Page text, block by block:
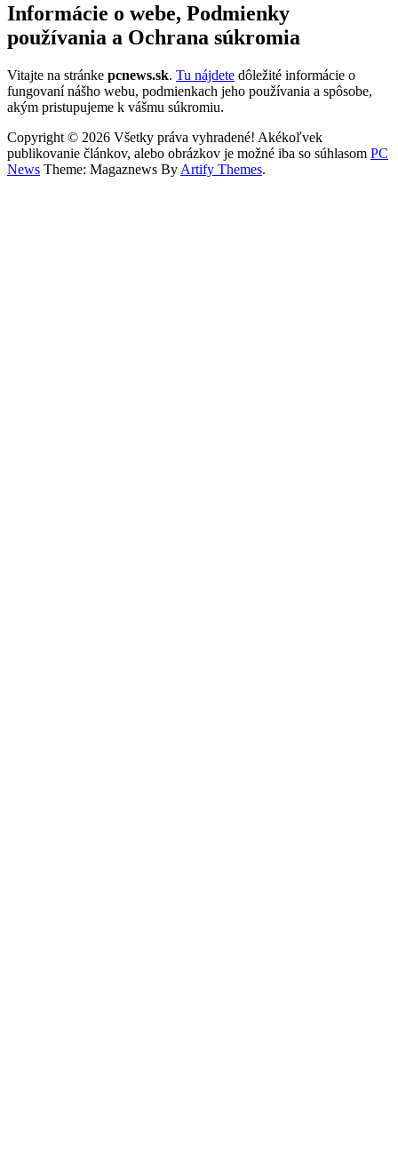
Informácie o webe, Podmienky
používania a Ochrana súkromia
Vitajte na stránke pcnews.sk. Tu nájdete dôležité informácie o
fungovaní nášho webu, podmienkach jeho používania a spôsobe,
akým pristupujeme k vášmu súkromiu.
Copyright © 2026 Všetky práva vyhradené! Akékoľvek
publikovanie článkov, alebo obrázkov je možné iba so súhlasom PC
News Theme: Magaznews By Artify Themes.